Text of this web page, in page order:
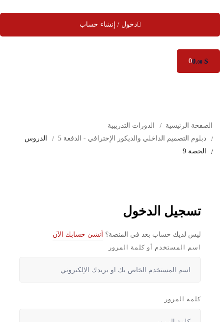
دخول / إنشاء حساب
0,00 $
0
الصفحة الرئيسية
الدورات التدريبية
دبلوم التصميم الداخلي والديكور الإحترافي - الدفعة 5
الدروس
الحصة 9
تسجيل الدخول
ليس لديك حساب بعد في المنصة؟
أنشئ حسابك الآن
اسم المستخدم أو كلمة المرور
كلمة المرور